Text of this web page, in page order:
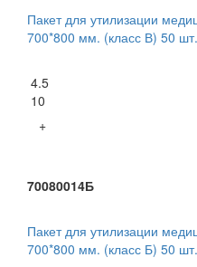
Пакет для утилизации
700*800 мм. (класс В) 50
4.5
10
+
70080014Б
Пакет для утилизации
700*800 мм. (класс Б) 50